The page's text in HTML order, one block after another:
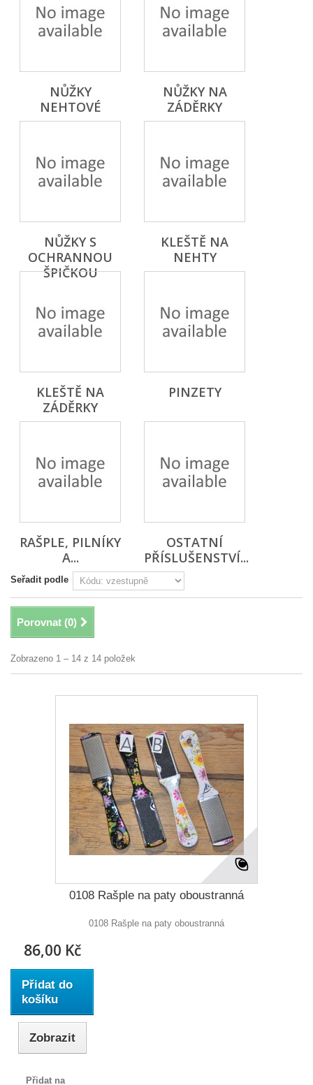
NŮŽKY
NEHTOVÉ
NŮŽKY NA
ZÁDĚRKY
NŮŽKY S
OCHRANNOU
ŠPIČKOU
KLEŠTĚ NA
NEHTY
KLEŠTĚ NA
ZÁDĚRKY
PINZETY
RAŠPLE, PILNÍKY
A...
OSTATNÍ
PŘÍSLUŠENSTVÍ...
Seřadit podle
Porovnat (0)
Zobrazeno 1 – 14 z 14 položek
0108 Rašple na paty oboustranná
0108 Rašple na paty oboustranná
86,00 Kč
Přidat do
košíku
Zobrazit
Přidat na